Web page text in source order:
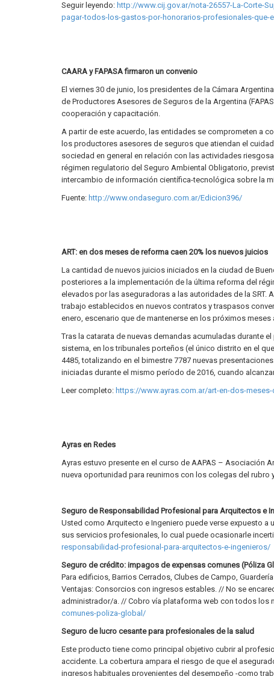
Seguir leyendo: http://www.cij.gov.ar/nota-26557-La-Corte-
pagar-todos-los-gastos-por-honorarios-profesionales-que-
CAARA y FAPASA firmaron un convenio
El viernes 30 de junio, los presidentes de la Cámara
de Productores Asesores de Seguros de la Argentina
cooperación y capacitación.
A partir de este acuerdo, las entidades se comprometen a
los productores asesores de seguros que atiendan el
sociedad en general en relación con las actividades
régimen regulatorio del Seguro Ambiental Obligatorio,
intercambio de información científica-tecnológica sobre la
Fuente: http://www.ondaseguro.com.ar/Edicion396/
ART: en dos meses de reforma caen 20% los nuevos juicios
La cantidad de nuevos juicios iniciados en la ciudad de
posteriores a la implementación de la última reforma del
elevados por las aseguradoras a las autoridades de la
trabajo establecidos en nuevos contratos y traspasos
enero, escenario que de mantenerse en los próximos
Tras la catarata de nuevas demandas acumuladas durante
sistema, en los tribunales porteños (el único distrito en el
4485, totalizando en el bimestre 7787 nuevas
iniciadas durante el mismo período de 2016, cuando
Leer completo: https://www.ayras.com.ar/art-en-dos-
Ayras en Redes
Ayras estuvo presente en el curso de AAPAS – Asociación
nueva oportunidad para reunirnos con los colegas del rubro
Seguro de Responsabilidad Profesional para Arquitectos e
Usted como Arquitecto e Ingeniero puede verse expuesto a
sus servicios profesionales, lo cual puede ocasionarle
responsabilidad-profesional-para-arquitectos-e-ingenieros/
Seguro de crédito: impagos de expensas comunes (Póliza
Para edificios, Barrios Cerrados, Clubes de Campo,
Ventajas: Consorcios con ingresos estables. // No se
administrador/a. // Cobro vía plataforma web con todos los
comunes-poliza-global/
Seguro de lucro cesante para profesionales de la salud
Este producto tiene como principal objetivo cubrir al
accidente. La cobertura ampara el riesgo de que el
ingresos habituales provenientes del desempeño -como